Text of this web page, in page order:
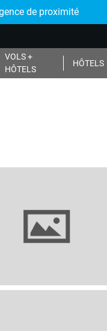
de proximité
VOLS +
HÔTELS
HÔTELS